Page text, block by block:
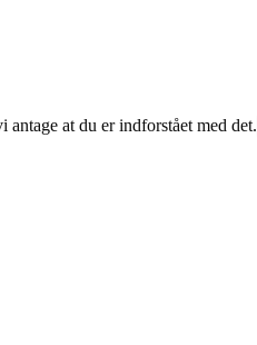
at du er indforstået med det.